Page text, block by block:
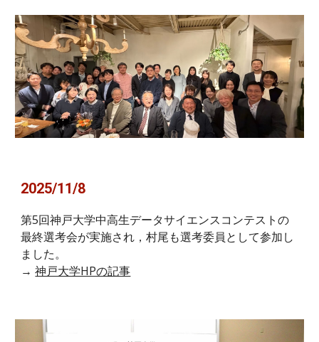
2025/11/8
第5回神戸大学中高生データサイエンスコンテストの
最終選考会が実施され，村尾も選考委員として参加し
ました。
→神戸大学HPの記事